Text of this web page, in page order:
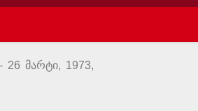
მარტი, 1973,